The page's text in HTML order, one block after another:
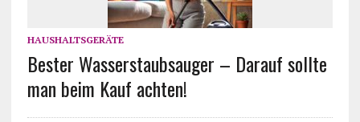
HAUSHALTSGERÄTE
Bester Wasserstaubsauger – Darauf sollte
man beim Kauf achten!